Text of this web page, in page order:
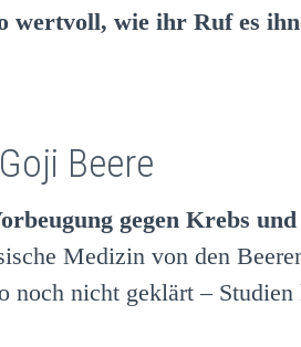
wertvoll, wie ihr Ruf es
Beere
gegen Krebs
Medizin von den
noch nicht geklärt –